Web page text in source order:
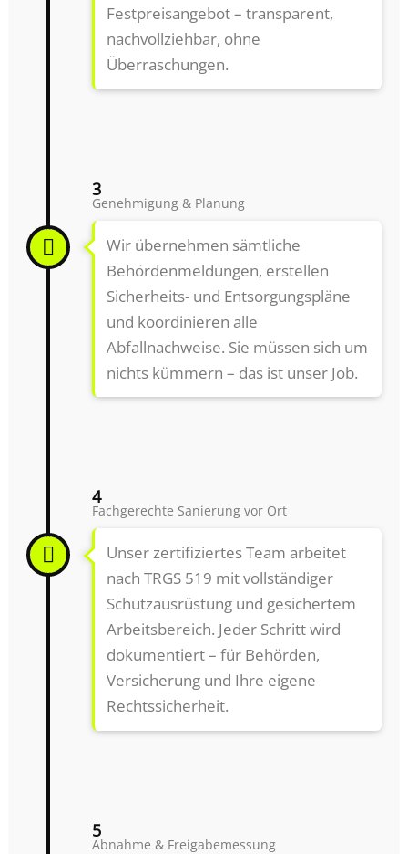
Festpreisangebot – transparent,
nachvollziehbar, ohne
Überraschungen.
3
Genehmigung & Planung
Wir übernehmen sämtliche
Behördenmeldungen, erstellen
Sicherheits- und Entsorgungspläne
und koordinieren alle
Abfallnachweise. Sie müssen sich um
nichts kümmern – das ist unser Job.
4
Fachgerechte Sanierung vor Ort
Unser zertifiziertes Team arbeitet
nach TRGS 519 mit vollständiger
Schutzausrüstung und gesichertem
Arbeitsbereich. Jeder Schritt wird
dokumentiert – für Behörden,
Versicherung und Ihre eigene
Rechtssicherheit.
5
Abnahme & Freigabemessung